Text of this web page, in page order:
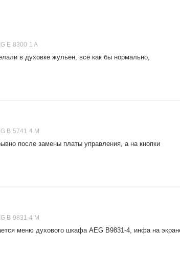
E 8300 1 A
в духовке жульен, всё как бы нормально,
B 5741 4 M
после замены платы управления, а на кнопки
B 9831 4 M
меню духового шкафа AEG B9831-4, инфа на